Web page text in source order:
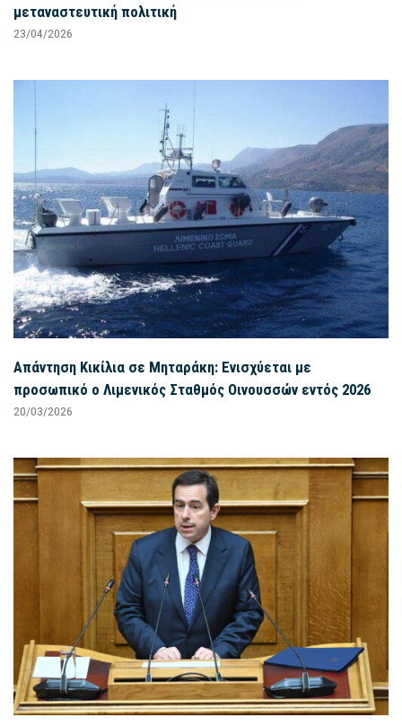
μεταναστευτική πολιτική
23/04/2026
Απάντηση Κικίλια σε Μηταράκη: Ενισχύεται με
προσωπικό ο Λιμενικός Σταθμός Οινουσσών εντός 2026
20/03/2026